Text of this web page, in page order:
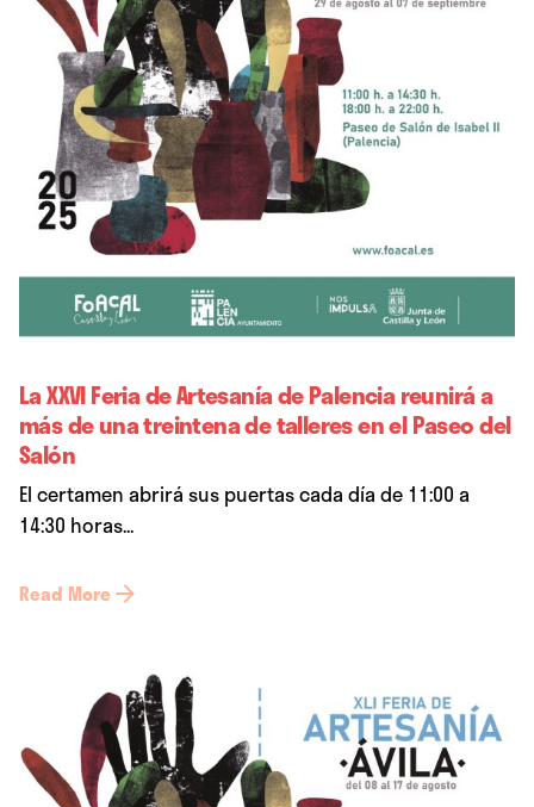
La XXVI Feria de Artesanía de Palencia reunirá a
más de una treintena de talleres en el Paseo del
Salón
El certamen abrirá sus puertas cada día de 11:00 a
14:30 horas...
Read More